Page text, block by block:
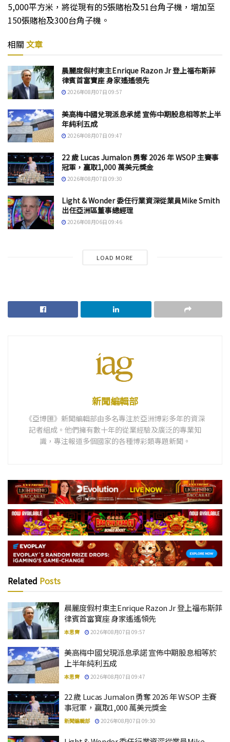
5,000平方米，將從現有的5張賭枱及51台角子機，增加至
150張賭枱及300台角子機。
相關 文章
晨麗度假村東主Enrique Razon Jr 登上福布斯菲
律賓首富寶座 身家遙遙領先
2026年08月07日 09:57
美高梅中國兌現派息承諾 宣佈中期股息相等於上半
年純利五成
2026年08月07日 09:47
22 歲 Lucas Jumalon 勇奪 2026 年 WSOP 主賽事
冠軍，贏取1,000 萬美元獎金
2026年08月07日 09:30
Light & Wonder 委任行業資深從業員Mike Smith
出任亞洲區董事總經理
2026年08月06日 09:46
LOAD MORE
新聞編輯部
《亞博匯》新聞編輯部由多名專注於亞洲博彩多年的資深
記者組成。他們擁有數十年的從業經驗及廣泛的專業知
識，專注報道多個國家的各種博彩類專題新聞。
Related Posts
晨麗度假村東主Enrique Razon Jr 登上福布斯菲
律賓首富寶座 身家遙遙領先
本思齊 2026年08月07日 09:57
美高梅中國兌現派息承諾 宣佈中期股息相等於
上半年純利五成
本思齊 2026年08月07日 09:47
22 歲 Lucas Jumalon 勇奪 2026 年 WSOP 主賽
事冠軍，贏取1,000 萬美元獎金
新聞編輯部 2026年08月07日 09:30